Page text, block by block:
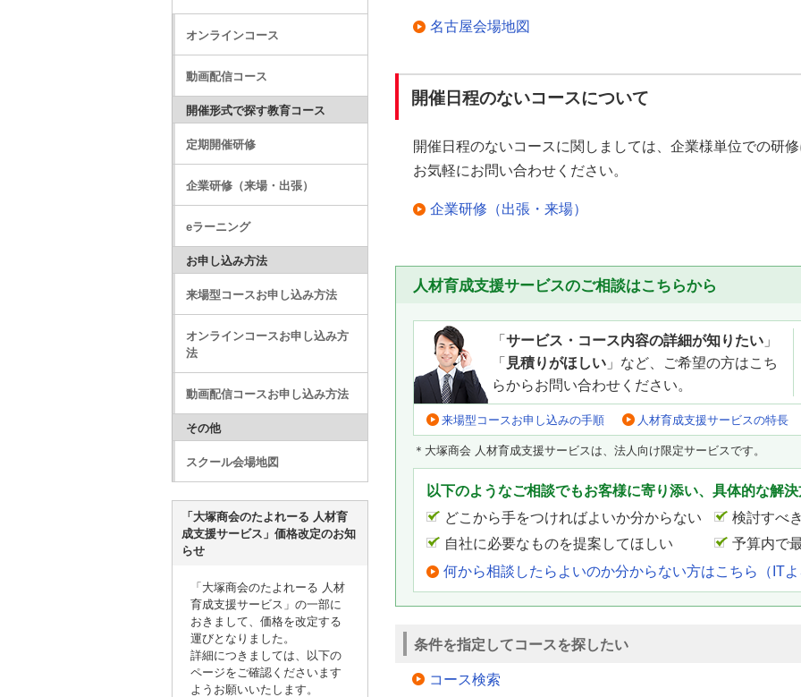
名古屋会場地図
開催日程のないコースについて
開催日程のないコースに関しましては、企業様単位での研修
お気軽にお問い合わせください。
企業研修（出張・来場）
人材育成支援サービスのご相談はこちらから
「 サービス・コース内容の詳細が知りたい 」
「 見積りがほしい 」など、ご希望の方はこち
らからお問い合わせください。
来場型コースお申し込みの手順 人材育成支援サービスの特長
＊大塚商会 人材育成支援サービスは、法人向け限定サービスです。
以下のようなご相談でもお客様に寄り添い、具体的な解
どこから手をつければよいか分からない
検討すべ
自社に必要なものを提案してほしい
予算内で
何から相談したらよいのか分からない方はこちら（ITよ
条件を指定してコースを探したい
コース検索
オンラインコース
動画配信コース
開催形式で探す教育コース
定期開催研修
企業研修（来場・出張）
eラーニング
お申し込み方法
来場型コースお申し込み方法
オンラインコースお申し込み方
法
動画配信コースお申し込み方法
その他
スクール会場地図
「大塚商会のたよれーる 人材育
成支援サービス」価格改定のお知
らせ
「大塚商会のたよれーる 人材
育成支援サービス」の一部に
おきまして、価格を改定する
運びとなりました。
詳細につきましては、以下の
ページをご確認くださいます
ようお願いいたします。